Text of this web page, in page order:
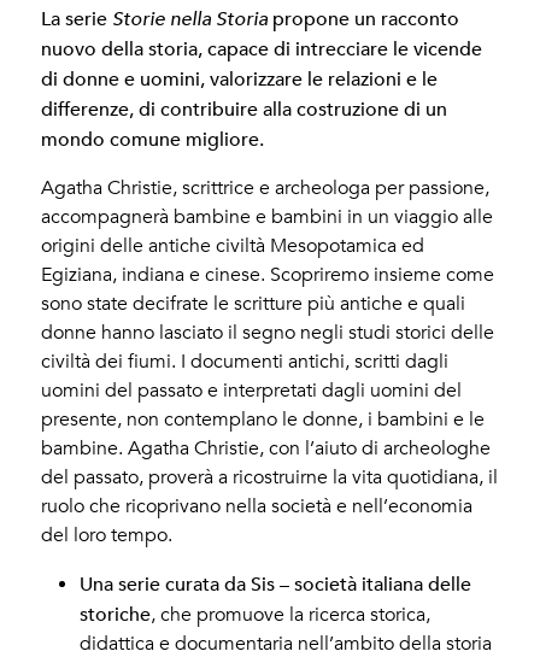
La serie Storie nella Storia propone un racconto
nuovo della storia, capace di intrecciare le vicende
di donne e uomini, valorizzare le relazioni e le
differenze, di contribuire alla costruzione di un
mondo comune migliore.
Agatha Christie, scrittrice e archeologa per passione,
accompagnerà bambine e bambini in un viaggio alle
origini delle antiche civiltà Mesopotamica ed
Egiziana, indiana e cinese. Scopriremo insieme come
sono state decifrate le scritture più antiche e quali
donne hanno lasciato il segno negli studi storici delle
civiltà dei fiumi. I documenti antichi, scritti dagli
uomini del passato e interpretati dagli uomini del
presente, non contemplano le donne, i bambini e le
bambine. Agatha Christie, con l’aiuto di archeologhe
del passato, proverà a ricostruirne la vita quotidiana, il
ruolo che ricoprivano nella società e nell’economia
del loro tempo.
Una serie curata da Sis – società italiana delle
storiche, che promuove la ricerca storica,
didattica e documentaria nell’ambito della storia